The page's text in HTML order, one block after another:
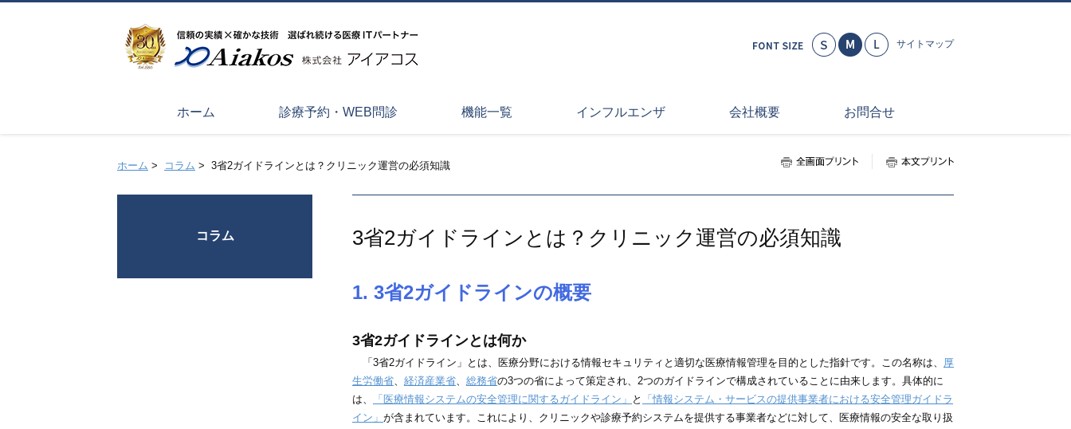
サイトマップ
ホーム 診療予約・WEB問診 機能一覧 インフルエンザ 会社概要 お問合せ
ホーム > コラム > 3省2ガイドラインとは？クリニック運営の必須知識
3省2ガイドラインとは？クリニック運営の必須知識
1. 3省2ガイドラインの概要
3省2ガイドラインとは何か
「3省2ガイドライン」とは、医療分野における情報セキュリティと適切な医療情報管理を目的とした指針です。この名称は、 厚
生労働省、 経済産業省、 総務省の3つの省によって策定され、2つのガイドラインで構成されていることに由来します。具体的に
は、
「医療情報システムの安全管理に関するガイドライン」 と
「情報システム・サービスの提供事業者における安全管理ガイドラ
イン」 が含まれています。これにより、クリニックや診療予約システムを提供する事業者などに対して、医療情報の安全な取り扱
コラム